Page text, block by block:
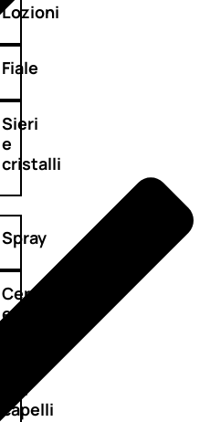
Lozioni
Fiale
Sieri
e
cristalli
Spray
Cera
e
Gel
capelli